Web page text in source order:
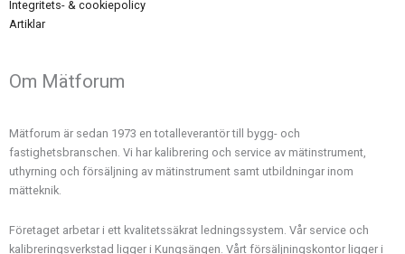
Om Mätforum
Mätforum är sedan 1973 en totalleverantör till bygg- och
fastighetsbranschen. Vi har kalibrering och service av mätinstrument,
uthyrning och försäljning av mätinstrument samt utbildningar inom
mätteknik.
Företaget arbetar i ett kvalitetssäkrat ledningssystem. Vår service och
kalibreringsverkstad ligger i Kungsängen. Vårt försäljningskontor ligger i
Integritets- & cookiepolicy
Artiklar